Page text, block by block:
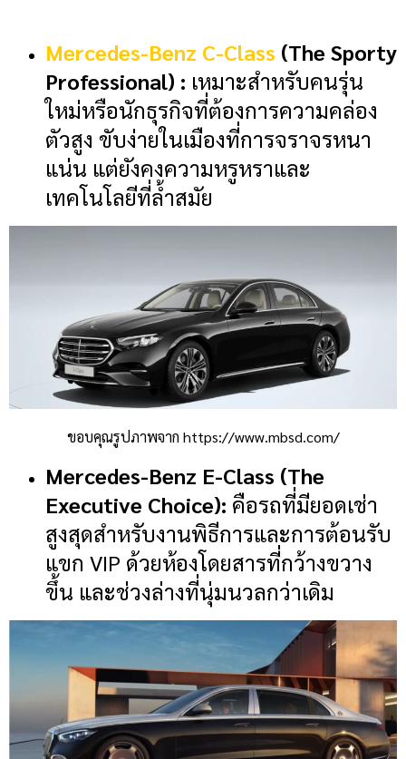
Mercedes-Benz C-Class (The Sporty
Professional) : เหมาะสำหรับคนรุ่น
ใหม่หรือนักธุรกิจที่ต้องการความคล่อง
ตัวสูง ขับง่ายในเมืองที่การจราจรหนา
แน่น แต่ยังคงความหรูหราและ
เทคโนโลยีที่ล้ำสมัย
ขอบคุณรูปภาพจาก https://www.mbsd.com/
Mercedes-Benz E-Class (The
Executive Choice): คือรถที่มียอดเช่า
สูงสุดสำหรับงานพิธีการและการต้อนรับ
แขก VIP ด้วยห้องโดยสารที่กว้างขวาง
ขึ้น และช่วงล่างที่นุ่มนวลกว่าเดิม